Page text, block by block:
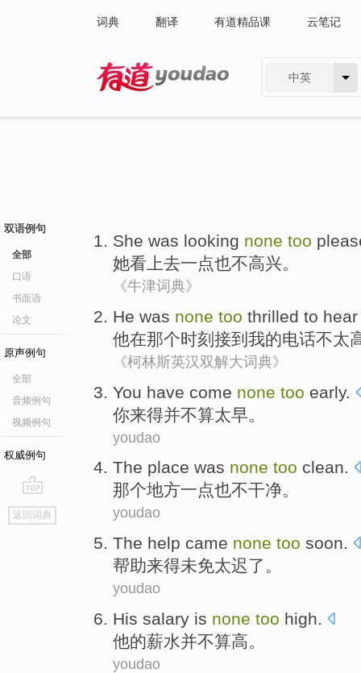
词典 翻译 有道精品课 云笔记
中英
双语例句
全部
口语
书面语
论文
原声例句
全部
音频例句
视频例句
权威例句
go
top
返回词典
She was looking none too
她看上去一点也不高兴。
《牛津词典》
He was none too thrilled to
他在那个时刻 接到 我的电话不太
《柯林斯英汉双解大词典》
You have come none too early.
你来得并不算太早 。
youdao
The place was none too clean.
那个地方一点也不干净。
youdao
The help came none too soon.
帮助来得未免太迟了 。
youdao
His salary is none too high.
他的薪水并不算高。
youdao